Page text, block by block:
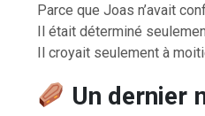
Parce que Joas n’avait
Il était déterminé
Il croyait seulement à
Un dernier